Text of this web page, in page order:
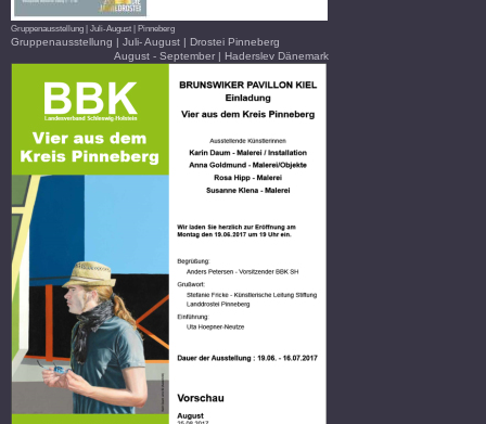
Gruppenausstellung | Juli-August | Pinneberg
Gruppenausstellung | Juli- August | Drostei Pinneberg
August - September | Haderslev Dänemark